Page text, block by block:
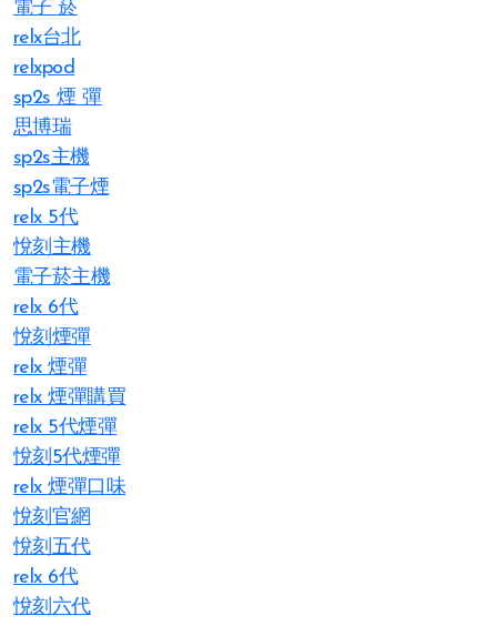
電子 菸
relx台北
relxpod
sp2s 煙 彈
思博瑞
sp2s主機
sp2s電子煙
relx 5代
悅刻主機
電子菸主機
relx 6代
悅刻煙彈
relx 煙彈
relx 煙彈購買
relx 5代煙彈
悅刻5代煙彈
relx 煙彈口味
悅刻官網
悅刻五代
relx 6代
悅刻六代